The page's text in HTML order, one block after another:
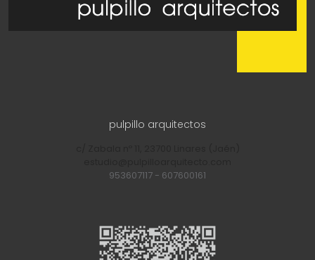
pulpillo arquitectos
953607117 - 607600161